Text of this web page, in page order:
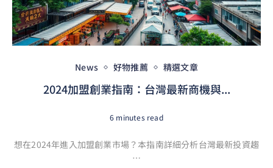
News 好物推薦 精選文章
2024加盟創業指南：台灣最新商機與...
6 minutes read
想在2024年進入加盟創業市場？本指南詳細分析台灣最新投資趨
…